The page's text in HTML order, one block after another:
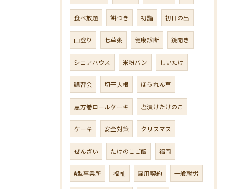
食べ放題 餅つき 初詣 初日の出
山登り 七草粥 健康診断 鏡開き
シェアハウス 米粉パン しいたけ
講習会 切干大根 ほうれん草
恵方巻ロールケーキ 塩漬けたけのこ
ケーキ 安全対策 クリスマス
ぜんざい たけのこご飯 福岡
A型事業所 福祉 雇用契約 一般就労